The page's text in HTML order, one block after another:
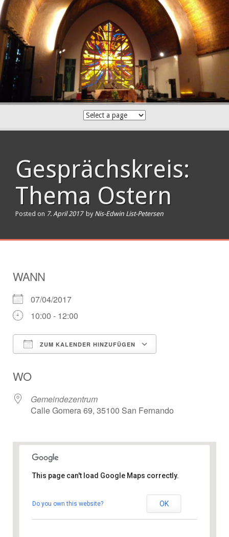
Skip
to
content
Gesprächskreis:
Thema Ostern
Posted on 7. April 2017 by Nis-Edwin List-Petersen
WANN
07/04/2017
10:00 - 12:00
ZUM KALENDER HINZUFÜGEN
WO
Gemeindezentrum
Calle Gomera 69, 35100 San Fernando
Gemeindezentrum
This page can't load Google Maps correctly.
Do you own this website? OK